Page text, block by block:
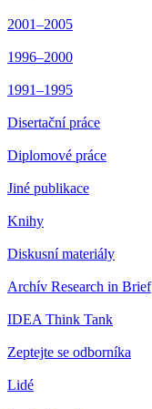
2001–2005
1996–2000
1991–1995
Disertační práce
Diplomové práce
Jiné publikace
Knihy
Diskusní materiály
Archív Research in Brief
IDEA Think Tank
Zeptejte se odborníka
Lidé